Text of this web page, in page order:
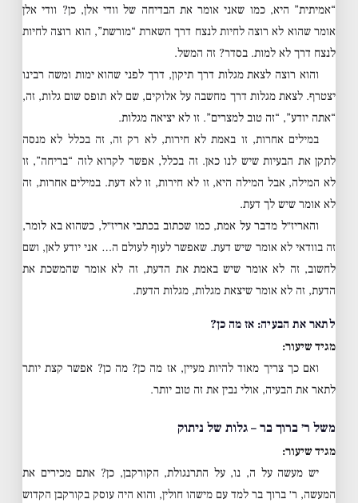
“אמיתית” היא, כמו שאני אומר את הבדיחה של וודי אלן, כן? וודי אלן
אומר שהוא לא רוצה לחיות לנצח דרך השארת “מורשת”, הוא רוצה לחיות
לנצח דרך לא למות. בסדר? זה המשל.
והוא רוצה לצאת מגלות דרך תיקון, דרך לפני שהוא ימות ומשה רבינו
יצטרף. לצאת מגלות דרך מחשבה על אלוקים, שם לא תופס שום גלות, זה,
“אתה יודע”, “זה טוב למצרים”. זו לא יציאה מגלות.
במילים אחרות, זו באמת לא חירות, לא רק זה, זה בכלל לא מנסה
לתקן את הבעיות שיש לנו כאן. זה בכלל, אפשר לקרוא לזה “בריחה”, זו
לא המילה, אבל המילה היא, זו לא חירות, זו לא דעת. במילים אחרות, זה
לא אומר שיש לך דעת.
והאריז״ל מדבר על אמת, כמו שכתוב בכתבי אריז״ל, כשהוא בא לומר,
זה בוודאי לא אומר שיש דעת. שאפשר לעוף לעולם ה… אני יודע לאן, ושם
לחשוב, זה לא אומר שיש באמת את הדעת, זה לא אומר שהמשכת את
הדעת, זה לא אומר שיצאת מגלות, מגלות הדעת.
לתאר את הבעיה: אז מה כן?
מגיד שיעור:
ואם כך צריך מאוד להיות מעיין, אז מה כן? מה כן? אפשר קצת יותר
לתאר את הבעיה, אולי נבין את זה טוב יותר.
משל ר׳ ברוך בר – גלות של ניתוק
מגיד שיעור:
יש מעשה על ה, נו, על התרנגולת, הקורקבן, כן? אתם מכירים את
המעשה, ר׳ ברוך בר למד עם מישהו חולין, והוא היה עוסק בקורקבן הקדוש